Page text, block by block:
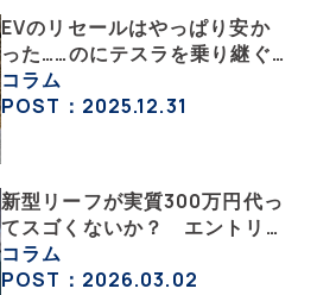
EVのリセールはやっぱり安か
った……のにテスラを乗り継ぐ
ってどういうこと？ 【テスラ
沼にはまった大学教授のEV生
コラム
POST：2025.12.31
新型リーフが実質300万円代っ
てスゴくないか？ エントリー
グレード「B5」の中身を詳細
チェックした
コラム
POST：2026.03.02